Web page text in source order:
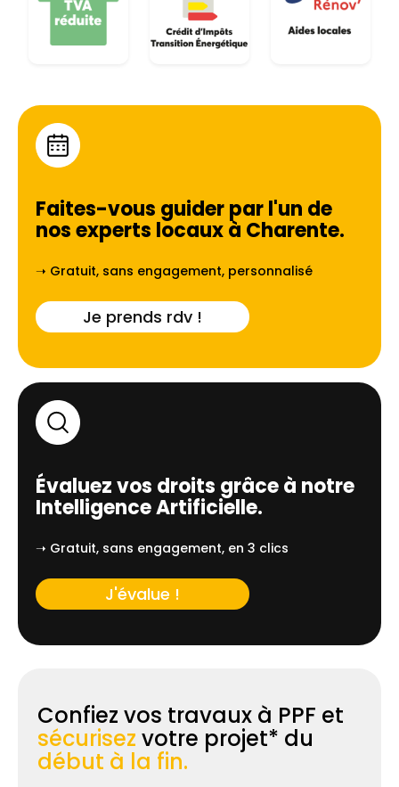
Faites-vous guider par l'un de
nos experts locaux à Charente.
➝ Gratuit, sans engagement, personnalisé
Je prends rdv !
Évaluez vos droits grâce à notre
Intelligence Artificielle.
➝ Gratuit, sans engagement, en 3 clics
J'évalue !
Confiez vos travaux à PPF et
sécurisez votre projet* du
début à la fin.